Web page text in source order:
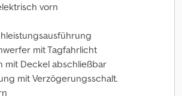
vorn
mit Tagfahrlicht
mit Deckel abschließbar
mit Verzögerungsschalt.